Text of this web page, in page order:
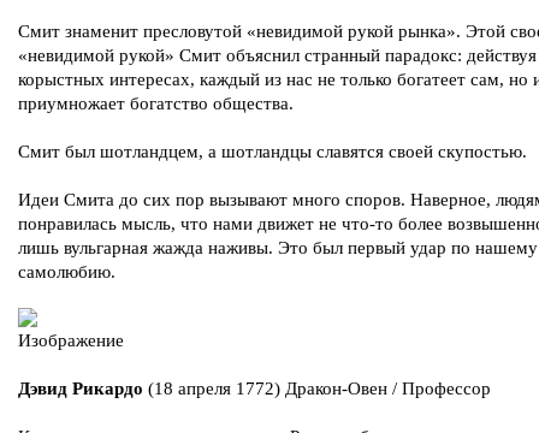
Смит знаменит пресловутой «невидимой рукой рынка». Этой
«невидимой рукой» Смит объяснил странный парадокс:
корыстных интересах, каждый из нас не только богатеет сам, но
приумножает богатство общества.
Смит был шотландцем, а шотландцы славятся своей скупостью.
Идеи Смита до сих пор вызывают много споров. Наверное,
понравилась мысль, что нами движет не что-то более
лишь вульгарная жажда наживы. Это был первый удар по нашему
самолюбию.
Дэвид Рикардо (18 апреля 1772) Дракон-Овен / Профессор